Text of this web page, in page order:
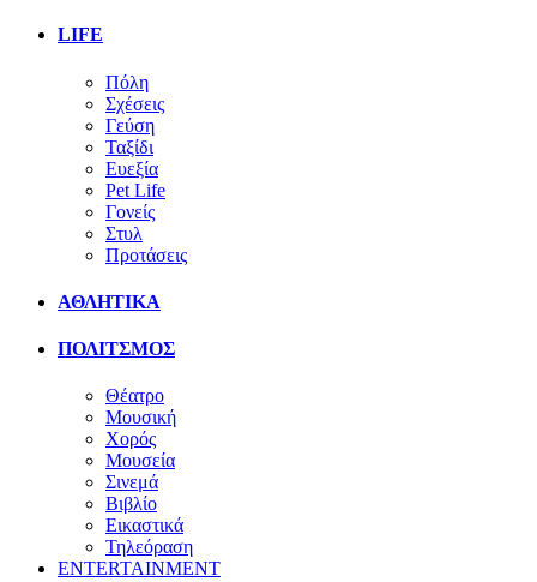
LIFE
Πόλη
Σχέσεις
Γεύση
Ταξίδι
Ευεξία
Pet Life
Γονείς
Στυλ
Προτάσεις
ΑΘΛΗΤΙΚΑ
ΠΟΛΙΤΣΜΟΣ
Θέατρο
Μουσική
Χορός
Μουσεία
Σινεμά
Βιβλίο
Εικαστικά
Τηλεόραση
ENTERTAINMENT